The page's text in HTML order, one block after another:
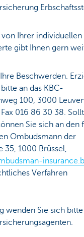
von Ihrer individuellen
gibt Ihnen gern
Beschwerden.
an das KBC-
100, 3000
Fax 016 86 30 38.
Sie sich an den
Ombudsmann der
1000 Brüssel,
Verfahren
wenden Sie sich bitte